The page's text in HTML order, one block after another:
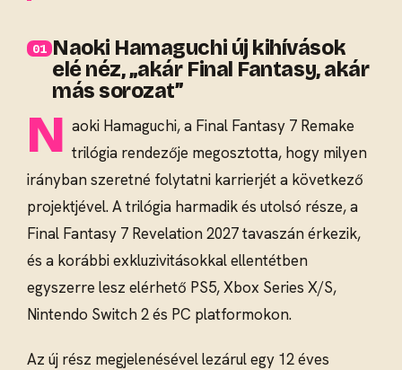
Naoki Hamaguchi új kihívások
elé néz, „akár Final Fantasy, akár
más sorozat”
N aoki Hamaguchi, a Final Fantasy 7 Remake
trilógia rendezője megosztotta, hogy milyen
irányban szeretné folytatni karrierjét a következő
projektjével. A trilógia harmadik és utolsó része, a
Final Fantasy 7 Revelation 2027 tavaszán érkezik,
és a korábbi exkluzivitásokkal ellentétben
egyszerre lesz elérhető PS5, Xbox Series X/S,
Nintendo Switch 2 és PC platformokon.
Az új rész megjelenésével lezárul egy 12 éves